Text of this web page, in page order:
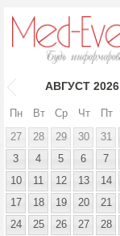
АВГУСТ 2026
Пн Вт Ср Чт Пт
27
28 29 30 31
3
4 5 6 7
10
11 12 13 14
17
18 19 20 21
24
25 26 27 28